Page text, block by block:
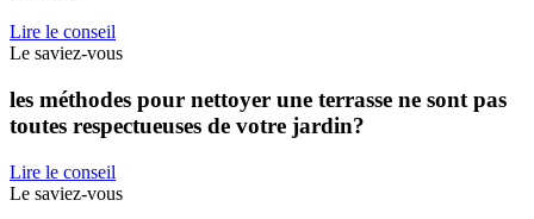
Lire le conseil
Le saviez-vous
les méthodes pour nettoyer une terrasse ne sont pas
toutes respectueuses de votre jardin?
Lire le conseil
Le saviez-vous